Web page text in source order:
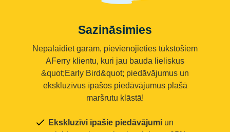
Sazināsimies
Nepalaidiet garām, pievienojieties tūkstošiem
AFerry klientu, kuri jau bauda lieliskus
&quot;Early Bird&quot; piedāvājumus un
ekskluzīvus īpašos piedāvājumus plašā
maršrutu klāstā!
Ekskluzīvi īpašie piedāvājumi un